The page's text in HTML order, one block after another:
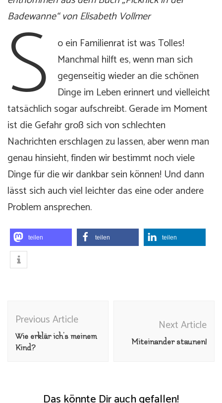
Badewanne“ von Elisabeth Vollmer
S o ein Familienrat ist was Tolles!
Manchmal hilft es, wenn man sich
gegenseitig wieder an die schönen
Dinge im Leben erinnert und vielleicht
tatsächlich sogar aufschreibt. Gerade im Moment
ist die Gefahr groß sich von schlechten
Nachrichten erschlagen zu lassen, aber wenn man
genau hinsieht, finden wir bestimmt noch viele
Dinge für die wir dankbar sein können! Und dann
lässt sich auch viel leichter das eine oder andere
Problem ansprechen.
teilen teilen teilen
Navigation
Previous Article
Wie erklär ich’s meinem
Kind?
Next Article
Miteinander staunen!